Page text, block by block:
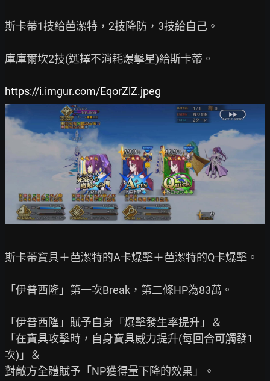
斯卡蒂1技給芭潔特，2技降防，3技給自己。
庫庫爾坎2技(選擇不消耗爆擊星)給斯卡蒂。
https://i.imgur.com/EqorZlZ.jpeg
斯卡蒂寶具＋芭潔特的A卡爆擊＋芭潔特的Q卡爆擊。
「伊普西隆」第一次Break，第二條HP為83萬。
「伊普西隆」賦予自身「爆擊發生率提升」＆
「在寶具攻擊時，自身寶具威力提升(每回合可觸發1
次)」＆
對敵方全體賦予「NP獲得量下降的效果」。